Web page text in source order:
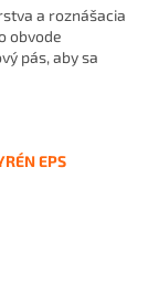
a roznášacia
obvode
pás, aby sa
EPS